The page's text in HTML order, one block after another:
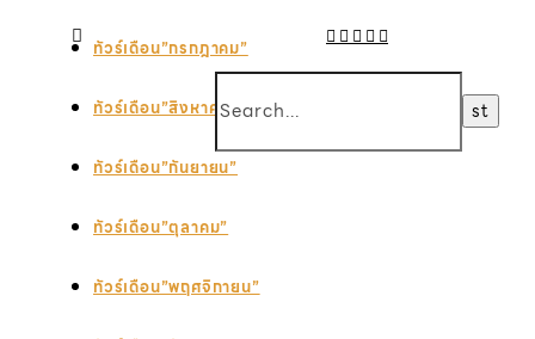
ทัวร์เดือน”กรกฎาคม”
ทัวร์เดือน”สิงหาคม”
ทัวร์เดือน”กันยายน”
ทัวร์เดือน”ตุลาคม”
ทัวร์เดือน”พฤศจิกายน”